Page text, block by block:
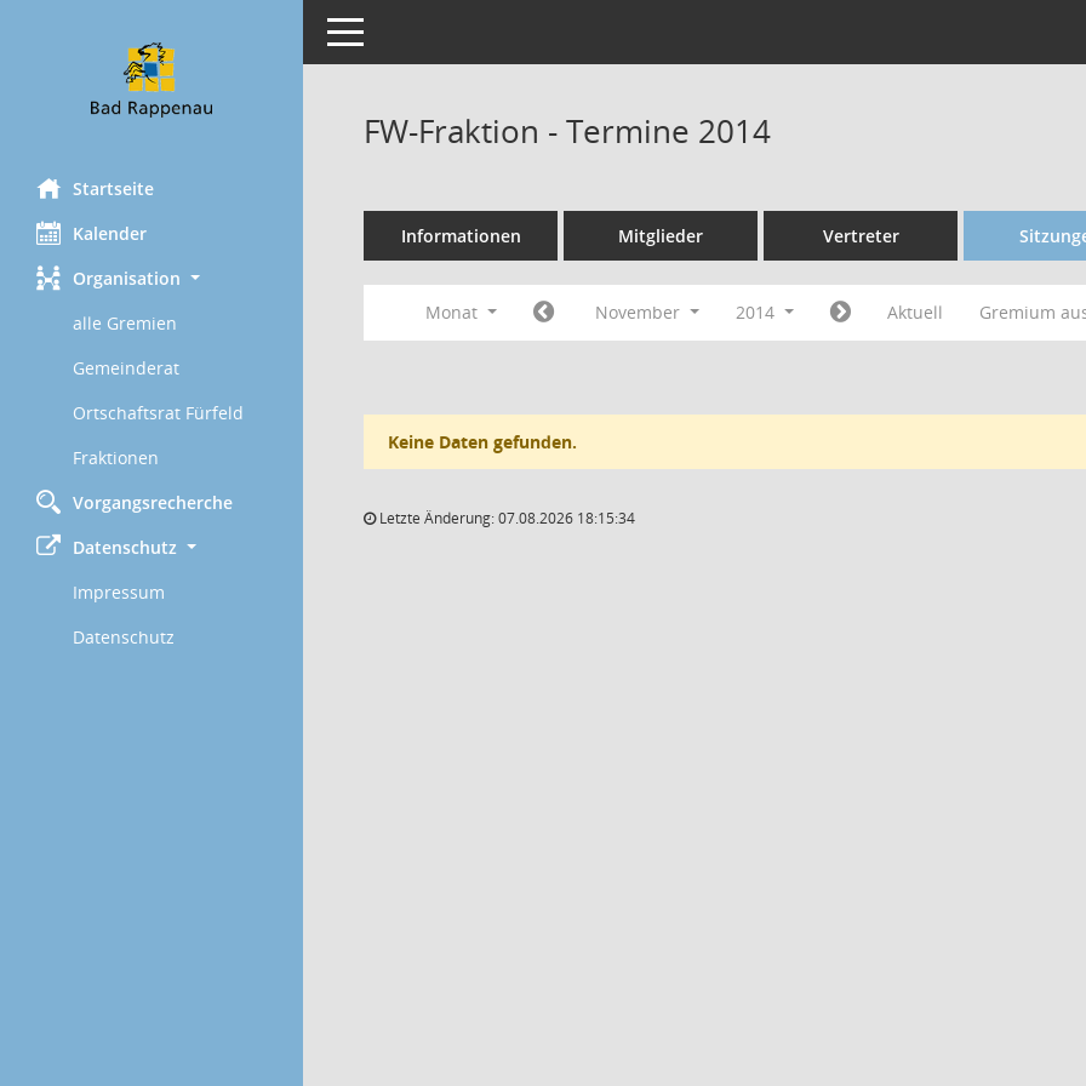
Startseite
Kalender
Organisation
alle Gremien
Gemeinderat
Ortschaftsrat Fürfeld
Fraktionen
Vorgangsrecherche
Datenschutz
Impressum
Datenschutz
Toggle navigation
FW-Fraktion - Termine 2014
Informationen Mitglieder Vertreter
Monat November 2014 Aktuell Gremium
Keine Daten gefunden.
Letzte Änderung: 07.08.2026 18:15:34